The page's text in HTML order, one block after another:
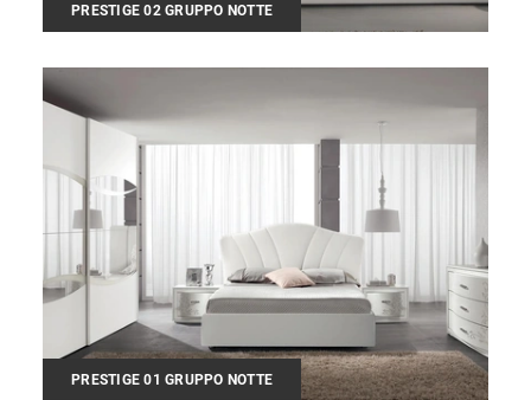
PRESTIGE 02 GRUPPO NOTTE
PRESTIGE 01 GRUPPO NOTTE